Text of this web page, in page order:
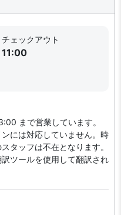
チェックアウト
11:00
まで営業しています。
には対応していません。時
タッフは不在となります。
ツールを使用して翻訳され